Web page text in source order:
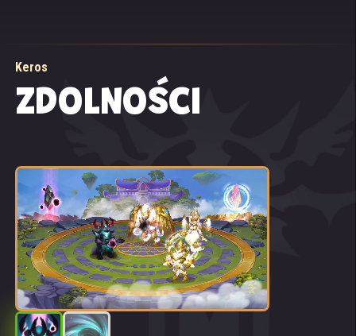
Keros
ZDOLNOŚCI